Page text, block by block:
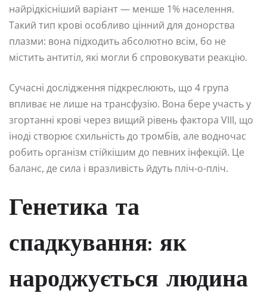
найрідкісніший варіант — менше 1% населення.
Такий тип крові особливо цінний для донорства
плазми: вона підходить абсолютно всім, бо не
містить антитіл, які могли б спровокувати реакцію.
Сучасні дослідження підкреслюють, що 4 група
впливає не лише на трансфузію. Вона бере участь у
згортанні крові через вищий рівень фактора VIII, що
іноді створює схильність до тромбів, але водночас
робить організм стійкішим до певних інфекцій. Це
баланс, де сила і вразливість йдуть пліч-о-пліч.
Генетика та
спадкування: як
народжується людина